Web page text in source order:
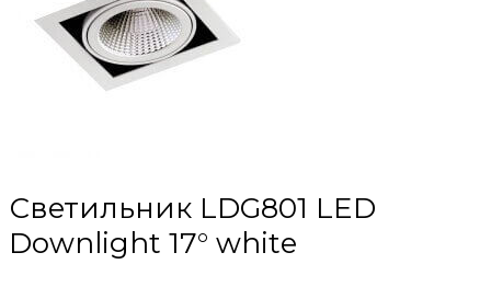
Светильник LDG801 LED
Downlight 17° white